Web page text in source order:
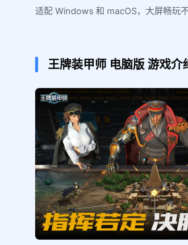
适配 Windows 和 macOS，大屏畅玩不
王牌装甲师 电脑版 游戏介